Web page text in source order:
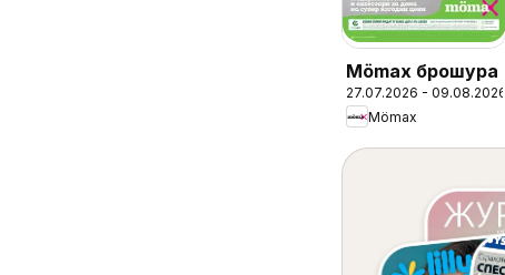
Mömax брошура
27.07.2026 - 09.08.2026
Mömax